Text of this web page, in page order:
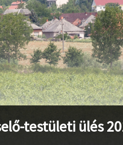
testületi ülés